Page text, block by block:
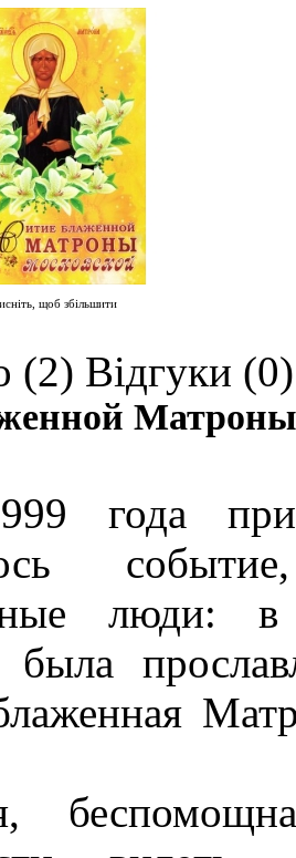
щоб збільшити
(2) Відгуки (0)
года при
люди: